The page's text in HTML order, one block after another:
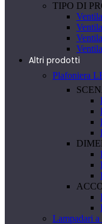
TIPO DI
Altri prodotti
Plafoniera
Lampadari a